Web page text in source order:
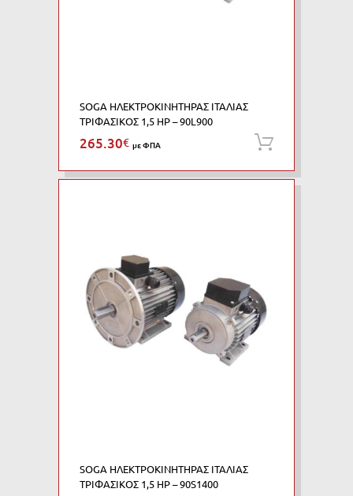
SOGA ΗΛΕΚΤΡΟΚΙΝΗΤΗΡΑΣ ΙΤΑΛΙΑΣ
ΤΡΙΦΑΣΙΚΟΣ 1,5 HP – 90L900
265.30€ με ΦΠΑ
SOGA ΗΛΕΚΤΡΟΚΙΝΗΤΗΡΑΣ ΙΤΑΛΙΑΣ
ΤΡΙΦΑΣΙΚΟΣ 1,5 HP – 90S1400